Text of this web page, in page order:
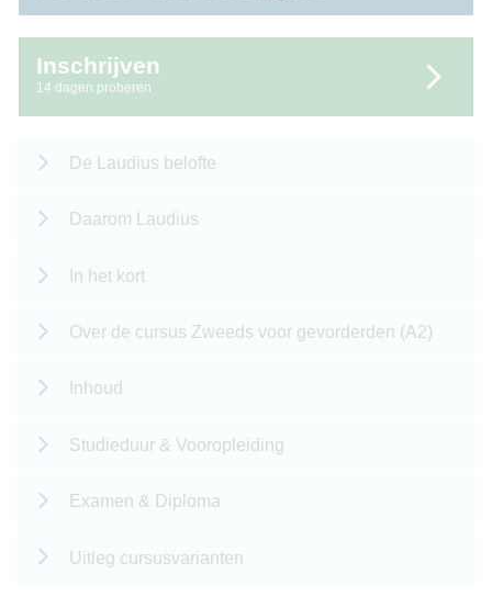
Inschrijven
14 dagen proberen
De Laudius belofte
Daarom Laudius
In het kort
Over de cursus Zweeds voor gevorderden (A2)
Inhoud
Studieduur & Vooropleiding
Examen & Diploma
Uitleg cursusvarianten